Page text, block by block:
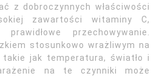
z dobroczynnych właściwości
zawartości witaminy C,
przechowywanie.
stosunkowo wrażliwym na
jak temperatura, światło i
na te czynniki może